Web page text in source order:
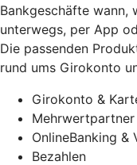
Bankgeschäfte wann,
unterwegs, per App
Die passenden
rund ums Girokonto
Girokonto &
Mehrwertpartner
OnlineBanking &
Bezahlen